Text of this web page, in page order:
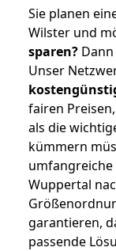
Sie planen
Wilster und
sparen?
Unser
fairen
als die
kümmern
Wuppertal
garantieren,
passende